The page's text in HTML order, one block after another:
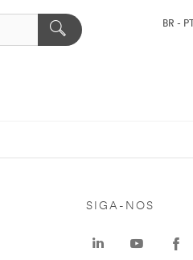
BR - PT
SIGA-NOS